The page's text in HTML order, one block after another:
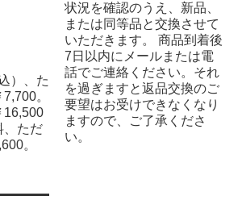
）、た
。
16,500
、ただ
。
状況を確認のうえ、新品、
または同等品と交換させて
いただきます。 商品到着後
7日以内にメールまたは電
話でご連絡ください。それ
を過ぎますと返品交換のご
要望はお受けできなくなり
ますので、ご了承くださ
い。